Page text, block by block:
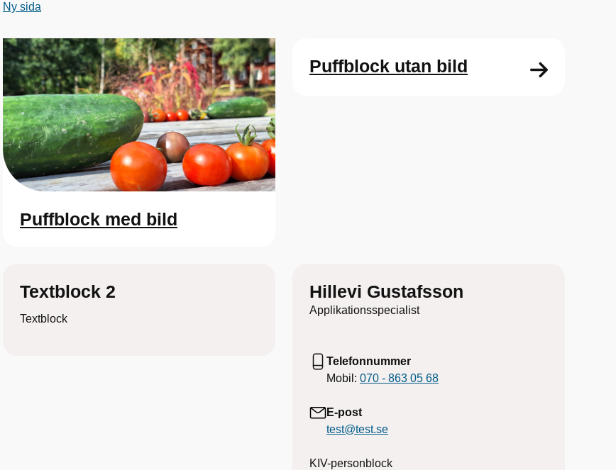
Ny sida
Puffblock med bild
Puffblock utan bild
Textblock 2
Textblock
Hillevi Gustafsson
Applikationsspecialist
Telefonnummer
Mobil: 070 - 863 05 68
E-post
test@test.se
KIV-personblock